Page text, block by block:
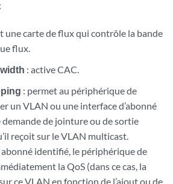
une carte de flux qui contrôle la bande
flux.
: active CAC.
: permet au périphérique de
un VLAN ou une interface d’abonné
demande de jointure ou de sortie
reçoit sur le VLAN multicast.
identifié, le périphérique de
la QoS (dans ce cas, la
ce VLAN en fonction de l’ajout ou de